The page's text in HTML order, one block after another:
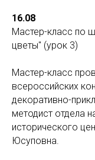
16.08
Мастер-класс по
цветы" (урок 3)
Мастер-класс
всероссийских
декоративно-
методист отдела
исторического
Юсуповна.